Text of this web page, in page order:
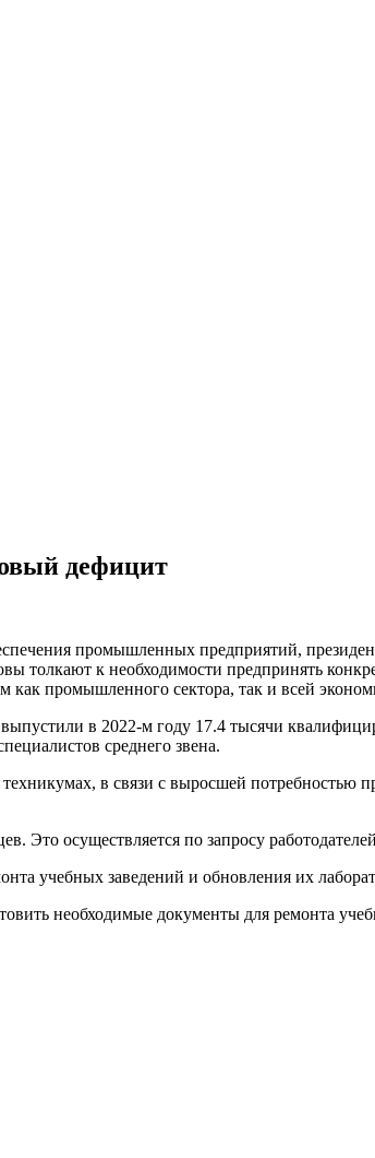
дефицит
промышленных предприятий,
толкают к необходимости предпринять
как промышленного сектора, так и всей
в 2022-м году 17.4 тысячи
среднего звена.
в связи с выросшей потребностью
Это осуществляется по запросу
учебных заведений и обновления их
необходимые документы для ремонта